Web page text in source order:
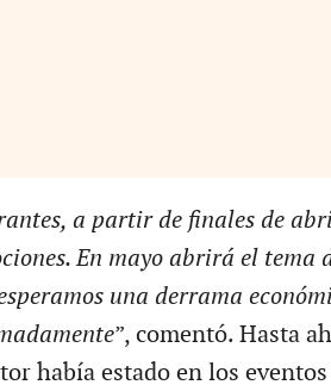
a partir de finales de
En mayo abrirá el tema
una derrama
”, comentó. Hasta
había estado en los